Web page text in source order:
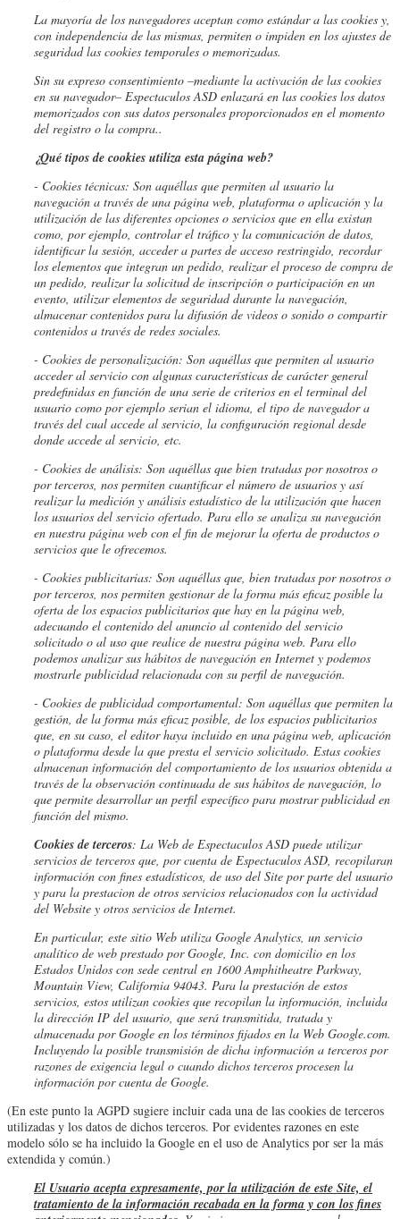
La mayoría de los navegadores aceptan como estándar a las cookies y,
con independencia de las mismas, permiten o impiden en los ajustes de
seguridad las cookies temporales o memorizadas.
Sin su expreso consentimiento –mediante la activación de las cookies
en su navegador– Espectaculos ASD enlazará en las cookies los datos
memorizados con sus datos personales proporcionados en el momento
del registro o la compra..
¿Qué tipos de cookies utiliza esta página web?
- Cookies técnicas: Son aquéllas que permiten al usuario la
navegación a través de una página web, plataforma o aplicación y la
utilización de las diferentes opciones o servicios que en ella existan
como, por ejemplo, controlar el tráfico y la comunicación de datos,
identificar la sesión, acceder a partes de acceso restringido, recordar
los elementos que integran un pedido, realizar el proceso de compra de
un pedido, realizar la solicitud de inscripción o participación en un
evento, utilizar elementos de seguridad durante la navegación,
almacenar contenidos para la difusión de videos o sonido o compartir
contenidos a través de redes sociales.
- Cookies de personalización: Son aquéllas que permiten al usuario
acceder al servicio con algunas características de carácter general
predefinidas en función de una serie de criterios en el terminal del
usuario como por ejemplo serian el idioma, el tipo de navegador a
través del cual accede al servicio, la configuración regional desde
donde accede al servicio, etc.
- Cookies de análisis: Son aquéllas que bien tratadas por nosotros o
por terceros, nos permiten cuantificar el número de usuarios y así
realizar la medición y análisis estadístico de la utilización que hacen
los usuarios del servicio ofertado. Para ello se analiza su navegación
en nuestra página web con el fin de mejorar la oferta de productos o
servicios que le ofrecemos.
- Cookies publicitarias: Son aquéllas que, bien tratadas por nosotros o
por terceros, nos permiten gestionar de la forma más eficaz posible la
oferta de los espacios publicitarios que hay en la página web,
adecuando el contenido del anuncio al contenido del servicio
solicitado o al uso que realice de nuestra página web. Para ello
podemos analizar sus hábitos de navegación en Internet y podemos
mostrarle publicidad relacionada con su perfil de navegación.
- Cookies de publicidad comportamental: Son aquéllas que permiten la
gestión, de la forma más eficaz posible, de los espacios publicitarios
que, en su caso, el editor haya incluido en una página web, aplicación
o plataforma desde la que presta el servicio solicitado. Estas cookies
almacenan información del comportamiento de los usuarios obtenida a
través de la observación continuada de sus hábitos de navegación, lo
que permite desarrollar un perfil específico para mostrar publicidad en
función del mismo.
Cookies de terceros: La Web de Espectaculos ASD puede utilizar
servicios de terceros que, por cuenta de Espectaculos ASD, recopilaran
información con fines estadísticos, de uso del Site por parte del usuario
y para la prestacion de otros servicios relacionados con la actividad
del Website y otros servicios de Internet.
En particular, este sitio Web utiliza Google Analytics, un servicio
analítico de web prestado por Google, Inc. con domicilio en los
Estados Unidos con sede central en 1600 Amphitheatre Parkway,
Mountain View, California 94043. Para la prestación de estos
servicios, estos utilizan cookies que recopilan la información, incluida
la dirección IP del usuario, que será transmitida, tratada y
almacenada por Google en los términos fijados en la Web Google.com.
Incluyendo la posible transmisión de dicha información a terceros por
razones de exigencia legal o cuando dichos terceros procesen la
información por cuenta de Google.
(En este punto la AGPD sugiere incluir cada una de las cookies de terceros
utilizadas y los datos de dichos terceros. Por evidentes razones en este
modelo sólo se ha incluido la Google en el uso de Analytics por ser la más
extendida y común.)
El Usuario acepta expresamente, por la utilización de este Site, el
tratamiento de la información recabada en la forma y con los fines